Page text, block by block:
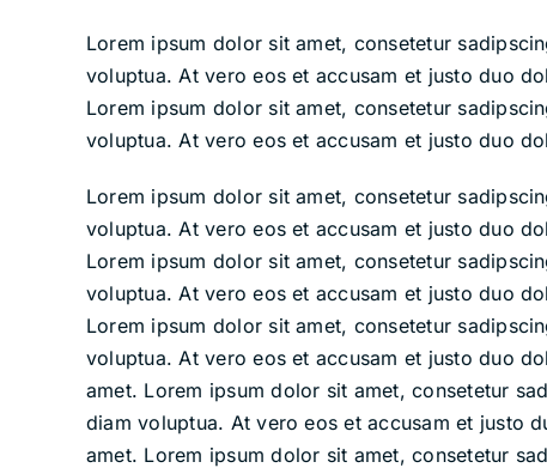
Lorem ipsum dolor sit amet, consetetur
voluptua. At vero eos et accusam et justo duo
Lorem ipsum dolor sit amet, consetetur
voluptua. At vero eos et accusam et justo duo
Lorem ipsum dolor sit amet, consetetur
voluptua. At vero eos et accusam et justo duo
Lorem ipsum dolor sit amet, consetetur
voluptua. At vero eos et accusam et justo duo
Lorem ipsum dolor sit amet, consetetur
voluptua. At vero eos et accusam et justo duo
amet. Lorem ipsum dolor sit amet, consetetur
diam voluptua. At vero eos et accusam et justo
amet. Lorem ipsum dolor sit amet, consetetur